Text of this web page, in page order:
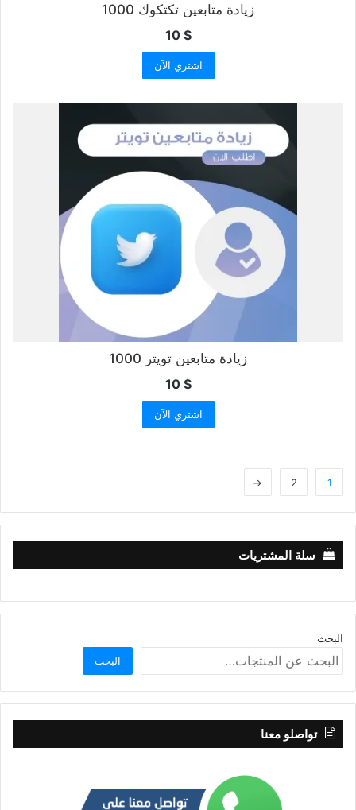
زيادة متابعين تكتكوك 1000
10 $
اشتري الآن
زيادة متابعين تويتر 1000
10 $
اشتري الآن
1
2
←
سلة المشتريات
البحث
البحث
تواصلو معنا